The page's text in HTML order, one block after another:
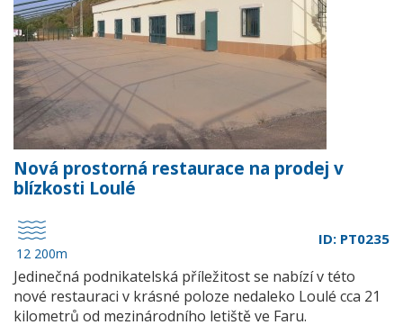
Nová prostorná restaurace na prodej v
blízkosti Loulé
12 200m
ID: PT0235
Jedinečná podnikatelská příležitost se nabízí v této
nové restauraci v krásné poloze nedaleko Loulé cca 21
kilometrů od mezinárodního letiště ve Faru.